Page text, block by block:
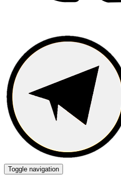
Toggle navigation